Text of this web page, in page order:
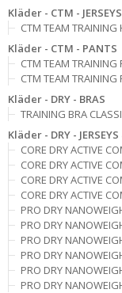
Kläder - CTM -
CTM TEAM TRAINING
Kläder - CTM - PANTS
CTM TEAM TRAINING
CTM TEAM TRAINING
Kläder - DRY - BRAS
TRAINING BRA
Kläder - DRY - JERSEYS
CORE DRY ACTIVE
CORE DRY ACTIVE
CORE DRY ACTIVE
CORE DRY ACTIVE
PRO DRY
PRO DRY
PRO DRY
PRO DRY
PRO DRY
PRO DRY